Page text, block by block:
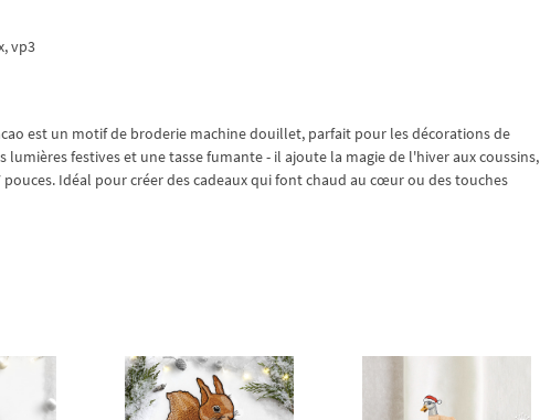
vp3
est un motif de broderie machine douillet, parfait pour les décorations de
lumières festives et une tasse fumante - il ajoute la magie de l'hiver aux coussins,
Idéal pour créer des cadeaux qui font chaud au cœur ou des touches